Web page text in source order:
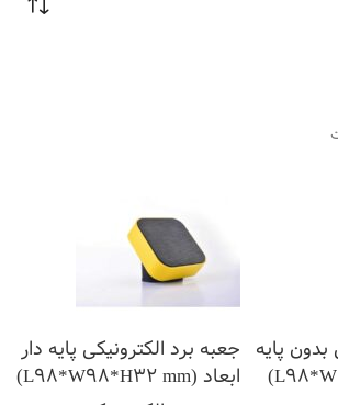
بدون پایه جعبه برد الکترونیکی پایه دار
ابعاد (L98*W98*H32 mm)